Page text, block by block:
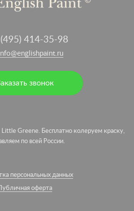
414-35-98
звонок
Little Greene. Бесплатно колеруем краску,
по всей России.
персональных данных
Публичная оферта